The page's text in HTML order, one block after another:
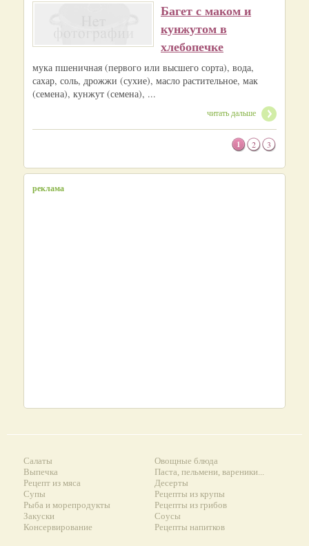
Багет с маком и
кунжутом в
хлебопечке
мука пшеничная (первого или высшего сорта), вода,
сахар, соль, дрожжи (сухие), масло растительное, мак
(семена), кунжут (семена), ...
читать дальше
1 2 3
реклама
Салаты
Выпечка
Рецепт из мяса
Супы
Рыба и морепродукты
Закуски
Консервирование
Овощные блюда
Паста, пельмени, вареники...
Десерты
Рецепты из крупы
Рецепты из грибов
Соусы
Рецепты напитков